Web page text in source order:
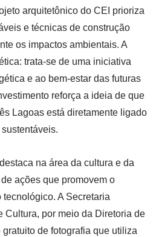
arquitetônico do CEI prioriza
e técnicas de construção
os impactos ambientais. A
trata-se de uma iniciativa
e ao bem-estar das futuras
reforça a ideia de que
Lagoas está diretamente ligado
na área da cultura e da
ações que promovem o
A Secretaria
Cultura, por meio da Diretoria de
de fotografia que utiliza